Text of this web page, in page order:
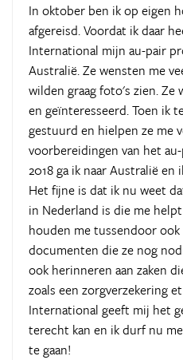
In oktober ben ik op eigen
afgereisd. Voordat ik daar
International mijn au-pair
Australië. Ze wensten me
wilden graag foto's zien.
en geïnteresseerd. Toen ik
gestuurd en hielpen ze me
voorbereidingen van het
2018 ga ik naar Australië
Het fijne is dat ik nu weet
in Nederland is die me
houden me tussendoor
documenten die ze nog
ook herinneren aan zaken
zoals een zorgverzekering
International geeft mij het
terecht kan en ik durf nu
te gaan!